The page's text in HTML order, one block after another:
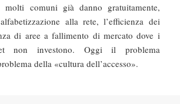
molti comuni già danno gratuitamente,
alla rete, l’efficienza dei
di aree a fallimento di mercato dove i
non investono. Oggi il problema
della «cultura dell’accesso».